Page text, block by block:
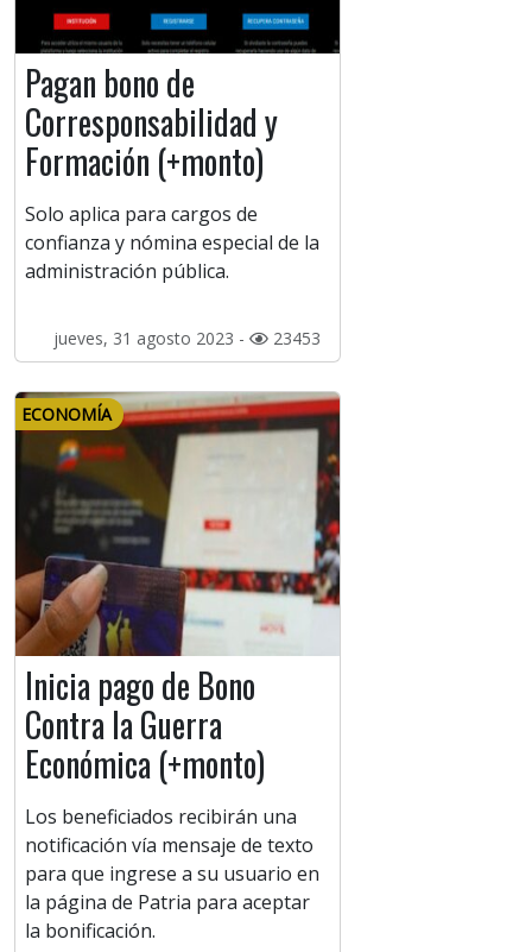
Pagan bono de
Corresponsabilidad y
Formación (+monto)
Solo aplica para cargos de
confianza y nómina especial de la
administración pública.
jueves, 31 agosto 2023 - 23453
ECONOMÍA
Inicia pago de Bono
Contra la Guerra
Económica (+monto)
Los beneficiados recibirán una
notificación vía mensaje de texto
para que ingrese a su usuario en
la página de Patria para aceptar
la bonificación.